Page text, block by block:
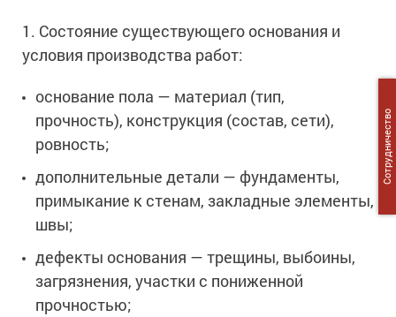
1. Состояние существующего основания и
условия производства работ:
основание пола — материал (тип,
прочность), конструкция (состав, сети),
ровность;
дополнительные детали — фундаменты,
примыкание к стенам, закладные элементы,
швы;
дефекты основания — трещины, выбоины,
загрязнения, участки с пониженной
прочностью;
Сотрудничество